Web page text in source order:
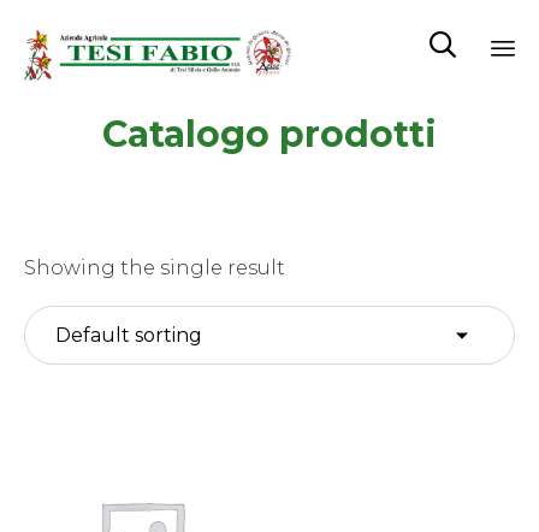

Catalogo prodotti
Showing the single result